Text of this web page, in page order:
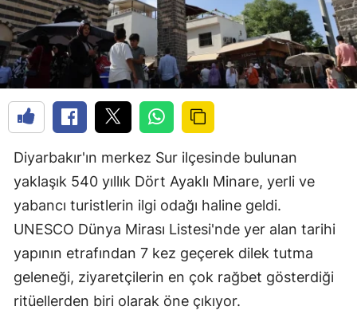
Diyarbakır'ın merkez Sur ilçesinde bulunan
yaklaşık 540 yıllık Dört Ayaklı Minare, yerli ve
yabancı turistlerin ilgi odağı haline geldi.
UNESCO Dünya Mirası Listesi'nde yer alan tarihi
yapının etrafından 7 kez geçerek dilek tutma
geleneği, ziyaretçilerin en çok rağbet gösterdiği
ritüellerden biri olarak öne çıkıyor.